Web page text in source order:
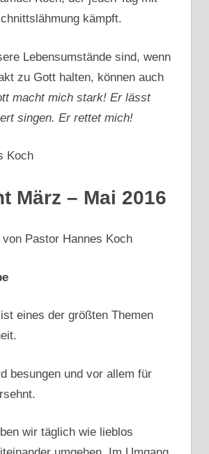
kämpft.
Lebensumstände sind, wenn
zu Gott halten, können auch
macht mich stark! Er lässt
singen. Er rettet mich!
Koch
März – Mai 2016
Pastor Hannes Koch
ist eines der größten Themen
besungen und vor allem für
wir täglich wie lieblos